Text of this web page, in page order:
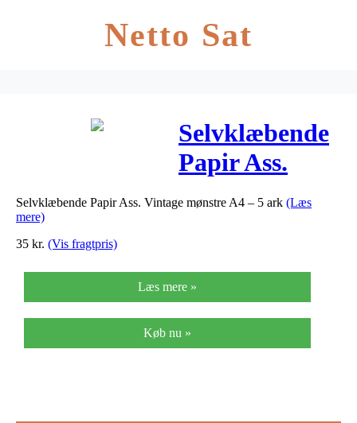
Netto Sat
Selvklæbende
Papir Ass.
Vintage
Selvklæbende Papir Ass. Vintage mønstre A4 – 5 ark (Læs
mere)
35 kr. (Vis fragtpris)
Læs mere »
Køb nu »